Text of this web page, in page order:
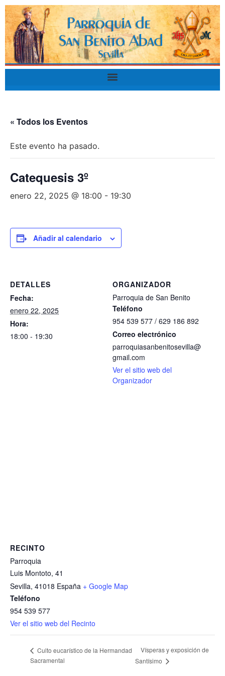
« Todos los Eventos
Este evento ha pasado.
Catequesis 3º
enero 22, 2025 @ 18:00 - 19:30
Añadir al calendario
DETALLES
Fecha:
enero 22, 2025
Hora:
18:00 - 19:30
ORGANIZADOR
Parroquia de San Benito
Teléfono
954 539 577 / 629 186 892
Correo electrónico
parroquiasanbenitosevilla@
gmail.com
Ver el sitio web del
Organizador
RECINTO
Parroquia
Luis Montoto, 41
Sevilla, 41018 España + Google Map
Teléfono
954 539 577
Ver el sitio web del Recinto
Culto eucarístico de la Hermandad
Sacramental
Vísperas y exposición de
Santísimo